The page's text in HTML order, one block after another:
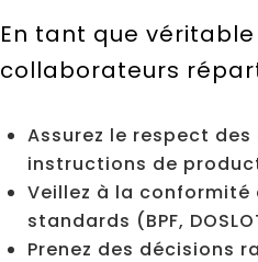
En tant que
collaborateurs
Assurez le respect
instructions de
Veillez à la conformité
standards (BPF,
Prenez des décisions